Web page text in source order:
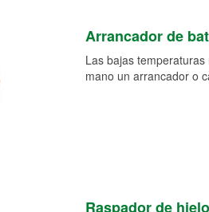
Arrancador de
Las bajas
mano un arrancador o
Raspador de